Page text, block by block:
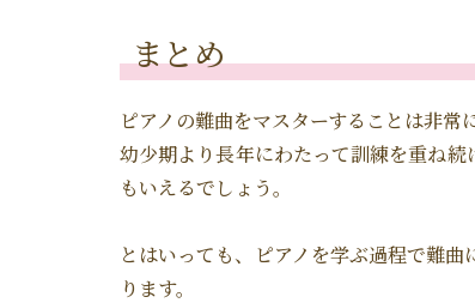
まとめ
ピアノの難曲をマスターすることは非常
幼少期より長年にわたって訓練を重ね
もいえるでしょう。
とはいっても、ピアノを学ぶ過程で難
ります。